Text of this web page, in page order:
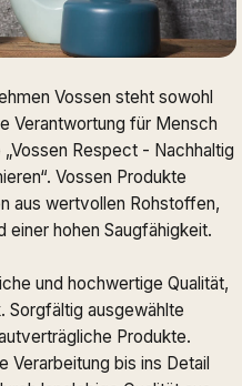
Vossen steht sowohl
Verantwortung für Mensch
Respect - Nachhaltig
Vossen Produkte
aus wertvollen Rohstoffen,
einer hohen Saugfähigkeit.
und hochwertige Qualität,
Sorgfältig ausgewählte
Produkte.
Verarbeitung bis ins Detail